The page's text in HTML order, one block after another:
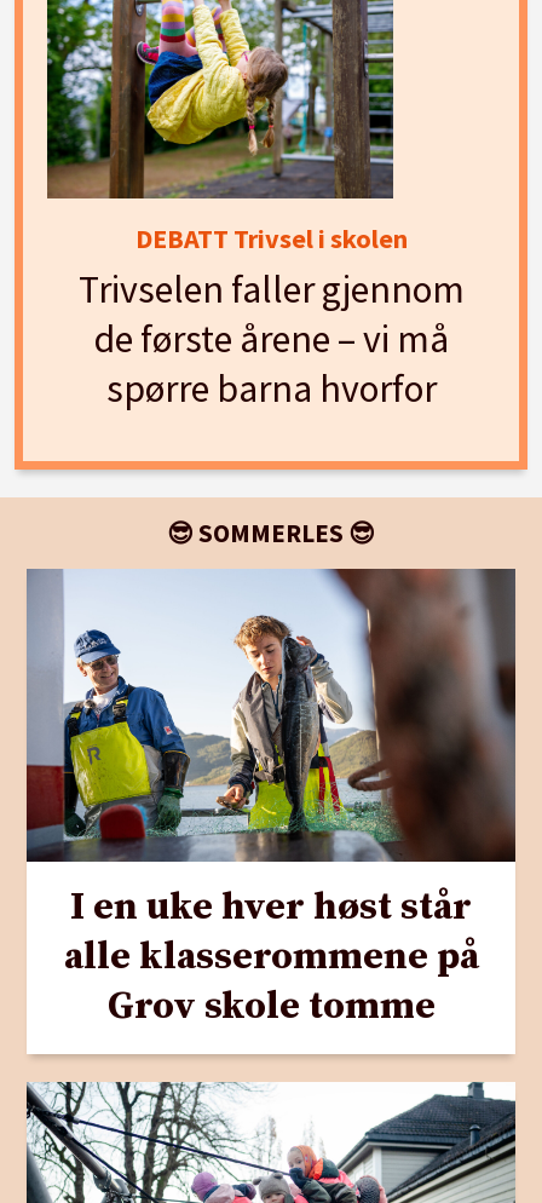
DEBATT Trivsel i skolen
Trivselen faller gjennom
de første årene – vi må
spørre barna hvorfor
😎 SOMMERLES 😎
I en uke hver høst står
alle klasserommene på
Grov skole tomme